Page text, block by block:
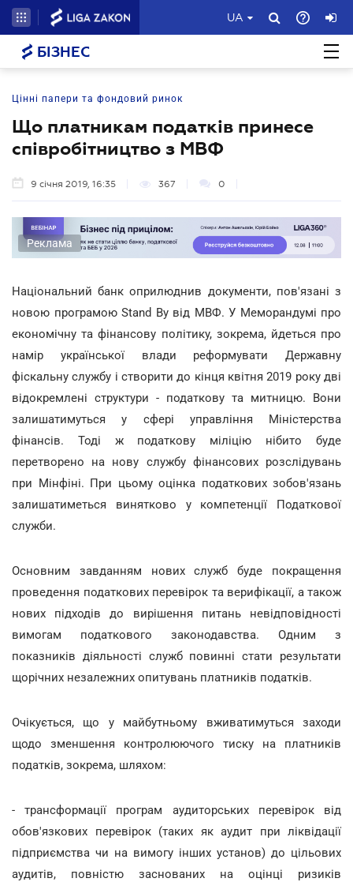
UA
БІЗНЕС
Цінні папери та фондовий ринок
Що платникам податків принесе
співробітництво з МВФ
9 січня 2019, 16:35 367 0
Реклама
Національний банк оприлюднив документи, пов'язані з
новою програмою Stand By від МВФ. У Меморандумі про
економічну та фінансову політику, зокрема, йдеться про
намір української влади реформувати Державну
фіскальну службу і створити до кінця квітня 2019 року дві
відокремлені структури - податкову та митницю. Вони
залишатимуться у сфері управління Міністерства
фінансів. Тоді ж податкову міліцію нібито буде
перетворено на нову службу фінансових розслідувань
при Мінфіні. При цьому оцінка податкових зобов'язань
залишатиметься винятково у компетенції Податкової
служби.
Основним завданням нових служб буде покращення
проведення податкових перевірок та верифікації, а також
нових підходів до вирішення питань невідповідності
вимогам податкового законодавства. Одним з
показників діяльності служб повинні стати результати
щорічних незалежних опитувань платників податків.
Очікується, що у майбутньому вживатимуться заходи
щодо зменшення контролюючого тиску на платників
податків, зокрема, шляхом:
- трансформації програм аудиторських перевірок від
обов'язкових перевірок (таких як аудит при ліквідації
підприємства чи на вимогу інших установ) до цільових
аудитів, повністю заснованих на оцінці ризиків